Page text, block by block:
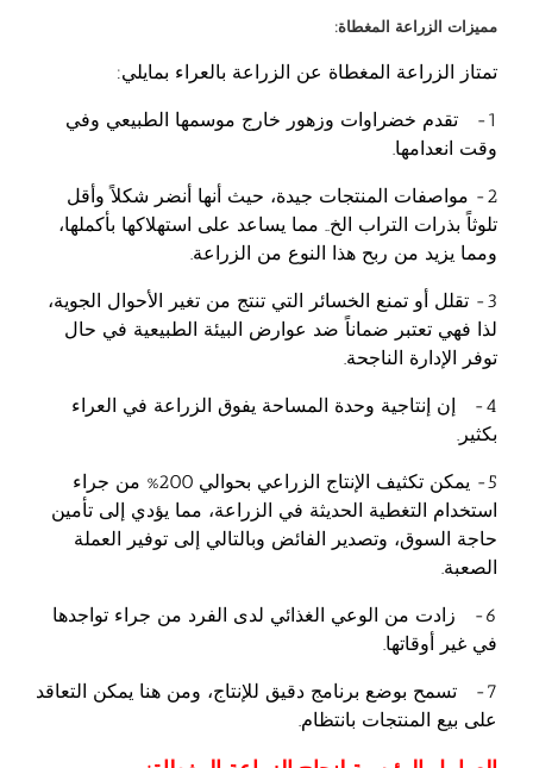
مميزات الزراعة المغطاة:
تمتاز الزراعة المغطاة عن الزراعة بالعراء بمايلي:
1- تقدم خضراوات وزهور خارج موسمها الطبيعي وفي
وقت انعدامها.
2- مواصفات المنتجات جيدة، حيث أنها أنضر شكلاً وأقل
تلوثاً بذرات التراب الخ.. مما يساعد على استهلاكها بأكملها،
ومما يزيد من ربح هذا النوع من الزراعة.
3- تقلل أو تمنع الخسائر التي تنتج من تغير الأحوال الجوية،
لذا فهي تعتبر ضماناً ضد عوارض البيئة الطبيعية في حال
توفر الإدارة الناجحة.
4- إن إنتاجية وحدة المساحة يفوق الزراعة في العراء
بكثير.
5- يمكن تكثيف الإنتاج الزراعي بحوالي 200% من جراء
استخدام التغطية الحديثة في الزراعة، مما يؤدي إلى تأمين
حاجة السوق، وتصدير الفائض وبالتالي إلى توفير العملة
الصعبة.
6- زادت من الوعي الغذائي لدى الفرد من جراء تواجدها
في غير أوقاتها.
7- تسمح بوضع برنامج دقيق للإنتاج، ومن هنا يمكن التعاقد
على بيع المنتجات بانتظام.